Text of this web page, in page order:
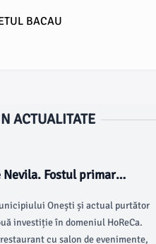
BACAU
ACTUALITATE
Fostul primar
Onești și actual purtător
investiție în domeniul HoReCa.
cu salon de evenimente,